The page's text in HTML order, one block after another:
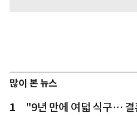
많이 본 뉴스
1
"9년 만에 여덟 식구… 결